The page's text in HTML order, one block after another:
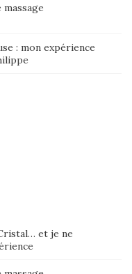
: mon expérience
et je ne